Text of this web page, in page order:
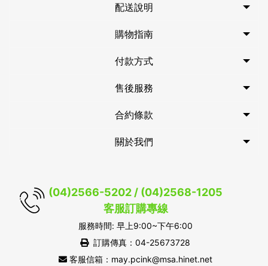
配送說明
購物指南
付款方式
售後服務
合約條款
關於我們
(04)2566-5202 / (04)2568-1205
客服訂購專線
服務時間: 早上9:00~下午6:00
訂購傳真：04-25673728
客服信箱：may.pcink@msa.hinet.net